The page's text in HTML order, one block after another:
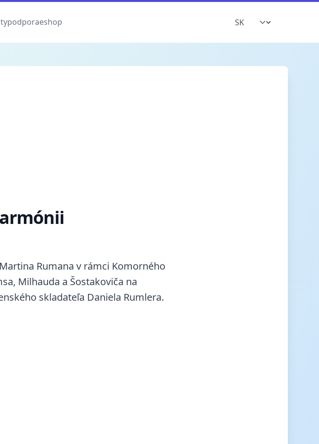
podporaeshop
Rumana v rámci Komorného
Milhauda a Šostakoviča na
skladateľa Daniela Rumlera.